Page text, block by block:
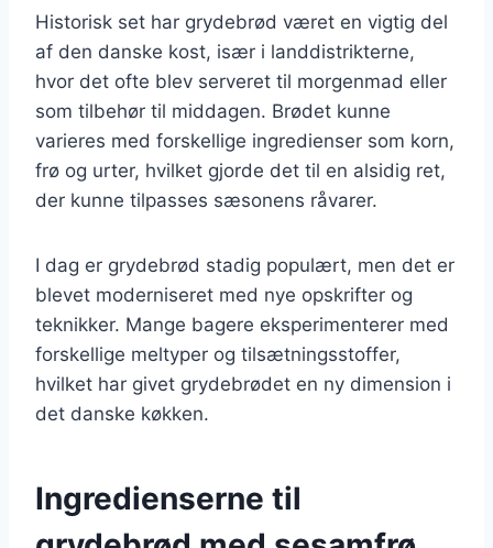
Historisk set har grydebrød været en vigtig del
af den danske kost, især i landdistrikterne,
hvor det ofte blev serveret til morgenmad eller
som tilbehør til middagen. Brødet kunne
varieres med forskellige ingredienser som korn,
frø og urter, hvilket gjorde det til en alsidig ret,
der kunne tilpasses sæsonens råvarer.
I dag er grydebrød stadig populært, men det er
blevet moderniseret med nye opskrifter og
teknikker. Mange bagere eksperimenterer med
forskellige meltyper og tilsætningsstoffer,
hvilket har givet grydebrødet en ny dimension i
det danske køkken.
Ingredienserne til